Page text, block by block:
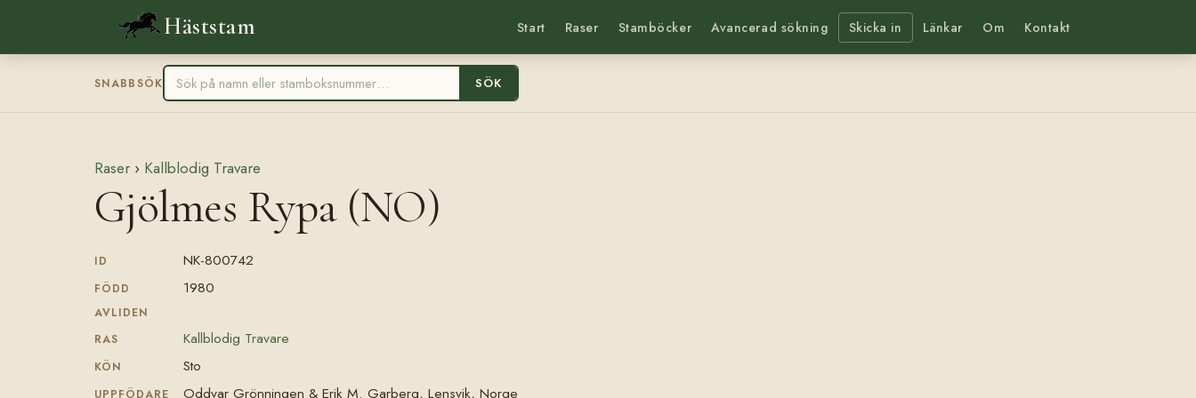
Häststam Start Raser Stamböcker Avancerad sökning Skicka in Länkar Om Kontakt
SNABBSÖK SÖK
Raser › Kallblodig Travare
Gjölmes Rypa (NO)
ID NK-800742
FÖDD 1980
AVLIDEN
RAS
Kallblodig Travare
KÖN Sto
UPPFÖDARE Oddvar Grönningen & Erik M. Garberg, Lensvik, Norge